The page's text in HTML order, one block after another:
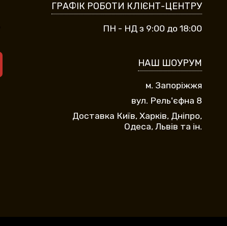
ГРАФІК РОБОТИ КЛІЄНТ-ЦЕНТРУ
ПН - НД з 9:00 до 18:00
НАШ ШОУРУМ
м. Запоріжжя
вул. Рель'єфна 8
Доставка Київ, Харків, Дніпро,
Одеса, Львів та ін.